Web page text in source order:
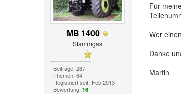
MB 1400
Stammgast
Beiträge: 287
Themen: 64
Registriert seit: Feb 2013
Bewertung: 16
Für
Wer
Danke
Martin